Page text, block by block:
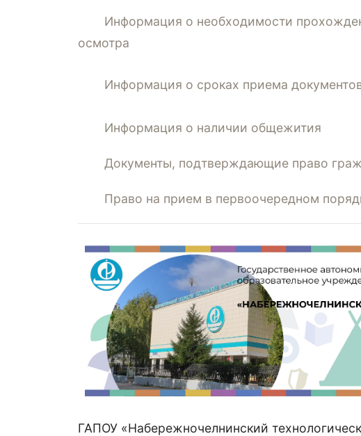
Информация о необходимости
осмотра
Информация о сроках приема
Информация о наличии общежития
Документы, подтверждающие право
Право на прием в первоочередном
ГАПОУ «Набережночелнинский